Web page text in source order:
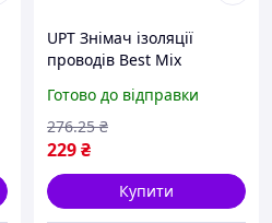
UPT Знімач ізоляції
проводів Best Mix
універсальний 0,5-9,5
мм2 для електриків
знімання ізол UPT66-B
Готово до відправки
229₴
276.25 ₴
Купити